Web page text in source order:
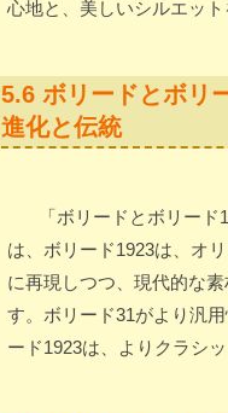
心地と、美しいシルエッ
5.6 ボリードとボリ
進化と伝統
「ボリードとボリー
は、ボリード1923は、オ
に再現しつつ、現代的な
す。ボリード31がより汎
ード1923は、よりクラシ